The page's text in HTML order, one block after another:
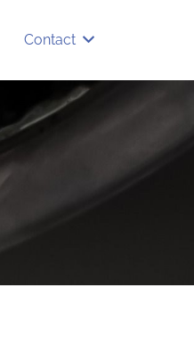
Contact